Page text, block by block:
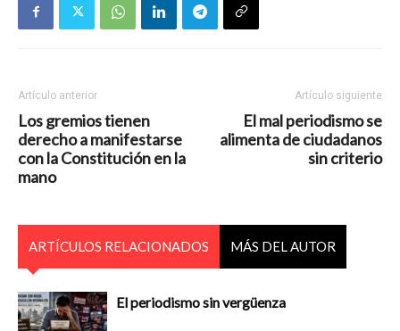
Artículo anterior
Los gremios tienen
derecho a manifestarse
con la Constitución en la
mano
Artículo siguiente
El mal periodismo se
alimenta de ciudadanos
sin criterio
ARTÍCULOS RELACIONADOS MÁS DEL AUTOR
El periodismo sin vergüenza